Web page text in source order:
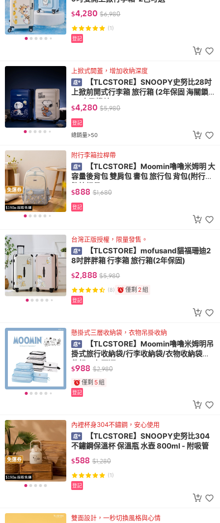
$4,280 $6,980
(1)
登記
上掀式開蓋，增加收納深度
【TLCSTORE】SNOOPY史努比28吋
上掀前開式行李箱 旅行箱 (2年保固 海關鎖 3
$4,280 $5,980
總銷量>50
登記
免運券
附行李箱拉桿帶
【TLCSTORE】Moomin嚕嚕米姆明 大
容量後背包 雙肩包 書包 旅行包 背包(附行李
$888 $1,680
登記
台灣正版授權，限量發售。
【TLCSTORE】mofusand貓福珊迪2
8吋胖胖箱 行李箱 旅行箱(2年保固)
$2,888 $5,980
(8) 僅剩 2組
登記
懸掛式三層收納袋，衣物吊掛收納
【TLCSTORE】Moomin嚕嚕米姆明吊
掛式旅行收納袋/行李收納袋/衣物收納袋四
件組-2色可選
$988 $2,980
僅剩 5組
登記
免運券
內裡杯身304不鏽鋼，安心使用
【TLCSTORE】SNOOPY史努比304
不鏽鋼保溫杯 保溫瓶 水壺 800ml - 附吸管
$588 $1,280
(1)
登記
雙面設計，一秒切換風格與心情